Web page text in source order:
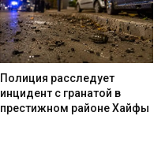
Полиция расследует
инцидент с гранатой в
престижном районе Хайфы